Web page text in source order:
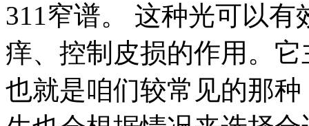
311窄谱。 这种光可以
痒、控制皮损的作用。
也就是咱们较常见的那